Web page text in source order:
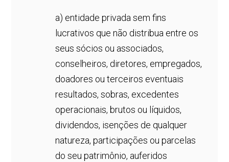
a) entidade privada sem fins
lucrativos que não distribua entre os
seus sócios ou associados,
conselheiros, diretores, empregados,
doadores ou terceiros eventuais
resultados, sobras, excedentes
operacionais, brutos ou líquidos,
dividendos, isenções de qualquer
natureza, participações ou parcelas
do seu patrimônio, auferidos